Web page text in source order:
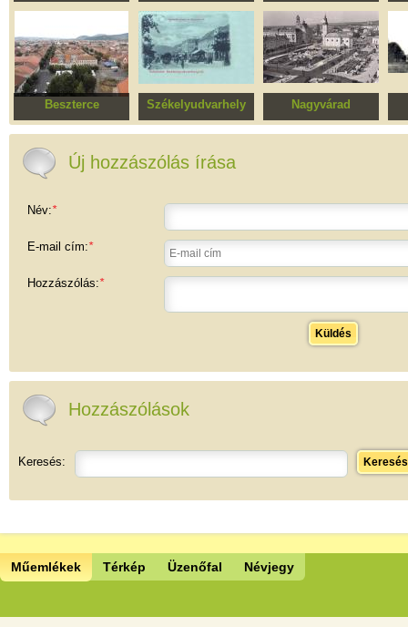
Ferences templom és
Piac tér
műemlékövezet
Református templom
Beszterce
Beszterce
Székelyudvarhely
Kossuth Lajos utca
Nagyvárad
Központi övezet
Új hozzászólás írása
Név:*
E-mail cím:*
Hozzászólás:*
Küldés
Hozzászólások
Keresés: Keresés
Műemlékek Térkép Üzenőfal Névjegy